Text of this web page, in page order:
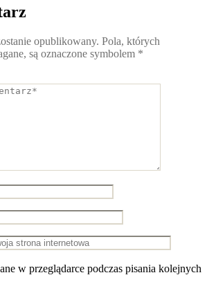
opublikowany. Pola, których
są oznaczone symbolem *
w przeglądarce podczas pisania kolejnych